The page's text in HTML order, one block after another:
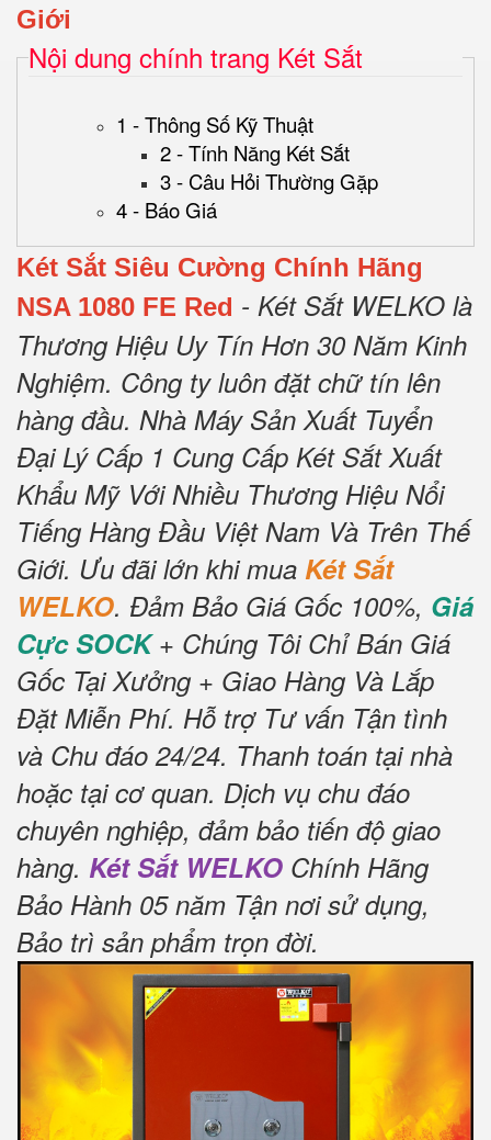
Giới
Nội dung chính trang Két Sắt
1 - Thông Số Kỹ Thuật
2 - Tính Năng Két Sắt
3 - Câu Hỏi Thường Gặp
4 - Báo Giá
Két Sắt Siêu Cường Chính Hãng
NSA 1080 FE Red - Két Sắt WELKO là
Thương Hiệu Uy Tín Hơn 30 Năm Kinh
Nghiệm. Công ty luôn đặt chữ tín lên
hàng đầu. Nhà Máy Sản Xuất Tuyển
Đại Lý Cấp 1 Cung Cấp Két Sắt Xuất
Khẩu Mỹ Với Nhiều Thương Hiệu Nổi
Tiếng Hàng Đầu Việt Nam Và Trên Thế
Giới. Ưu đãi lớn khi mua Két Sắt
WELKO. Đảm Bảo Giá Gốc 100%, Giá
Cực SOCK+ Chúng Tôi Chỉ Bán Giá
Gốc Tại Xưởng + Giao Hàng Và Lắp
Đặt Miễn Phí. Hỗ trợ Tư vấn Tận tình
và Chu đáo 24/24. Thanh toán tại nhà
hoặc tại cơ quan. Dịch vụ chu đáo
chuyên nghiệp, đảm bảo tiến độ giao
hàng. Két Sắt WELKO Chính Hãng
Bảo Hành 05 năm Tận nơi sử dụng,
Bảo trì sản phẩm trọn đời.